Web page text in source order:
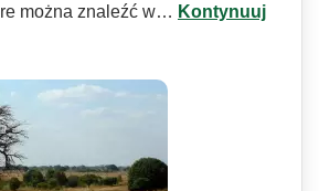
można znaleźć w… Kontynuuj